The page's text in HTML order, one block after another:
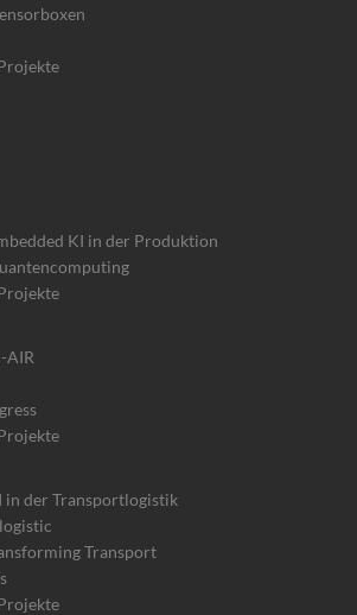
KI in der Produktion
AIR
in der Transportlogistik
Transport